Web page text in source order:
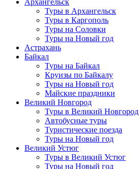
Туры в Архангельск
Туры в Каргополь
Туры на Соловки
Туры на Новый год
Астрахань
Байкал
Туры на Байкал
Круизы по Байкалу
Туры на Новый год
Майские праздники
Великий Новгород
Туры в Великий Новгород
Автобусные туры
Туристические поезда
Туры на Новый год
Великий Устюг
Туры в Великий Устюг
Туры на Новый год